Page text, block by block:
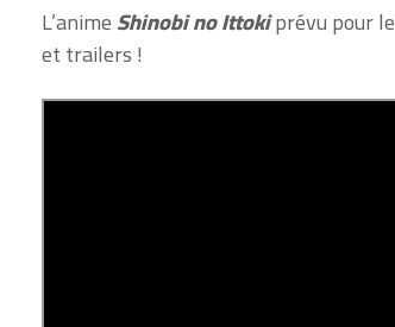
L’animeShinobi no Ittokiprévu pour le
et trailers !